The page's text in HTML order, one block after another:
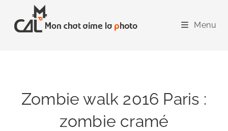
content
Menu
Zombie walk 2016 Paris :
zombie cramé